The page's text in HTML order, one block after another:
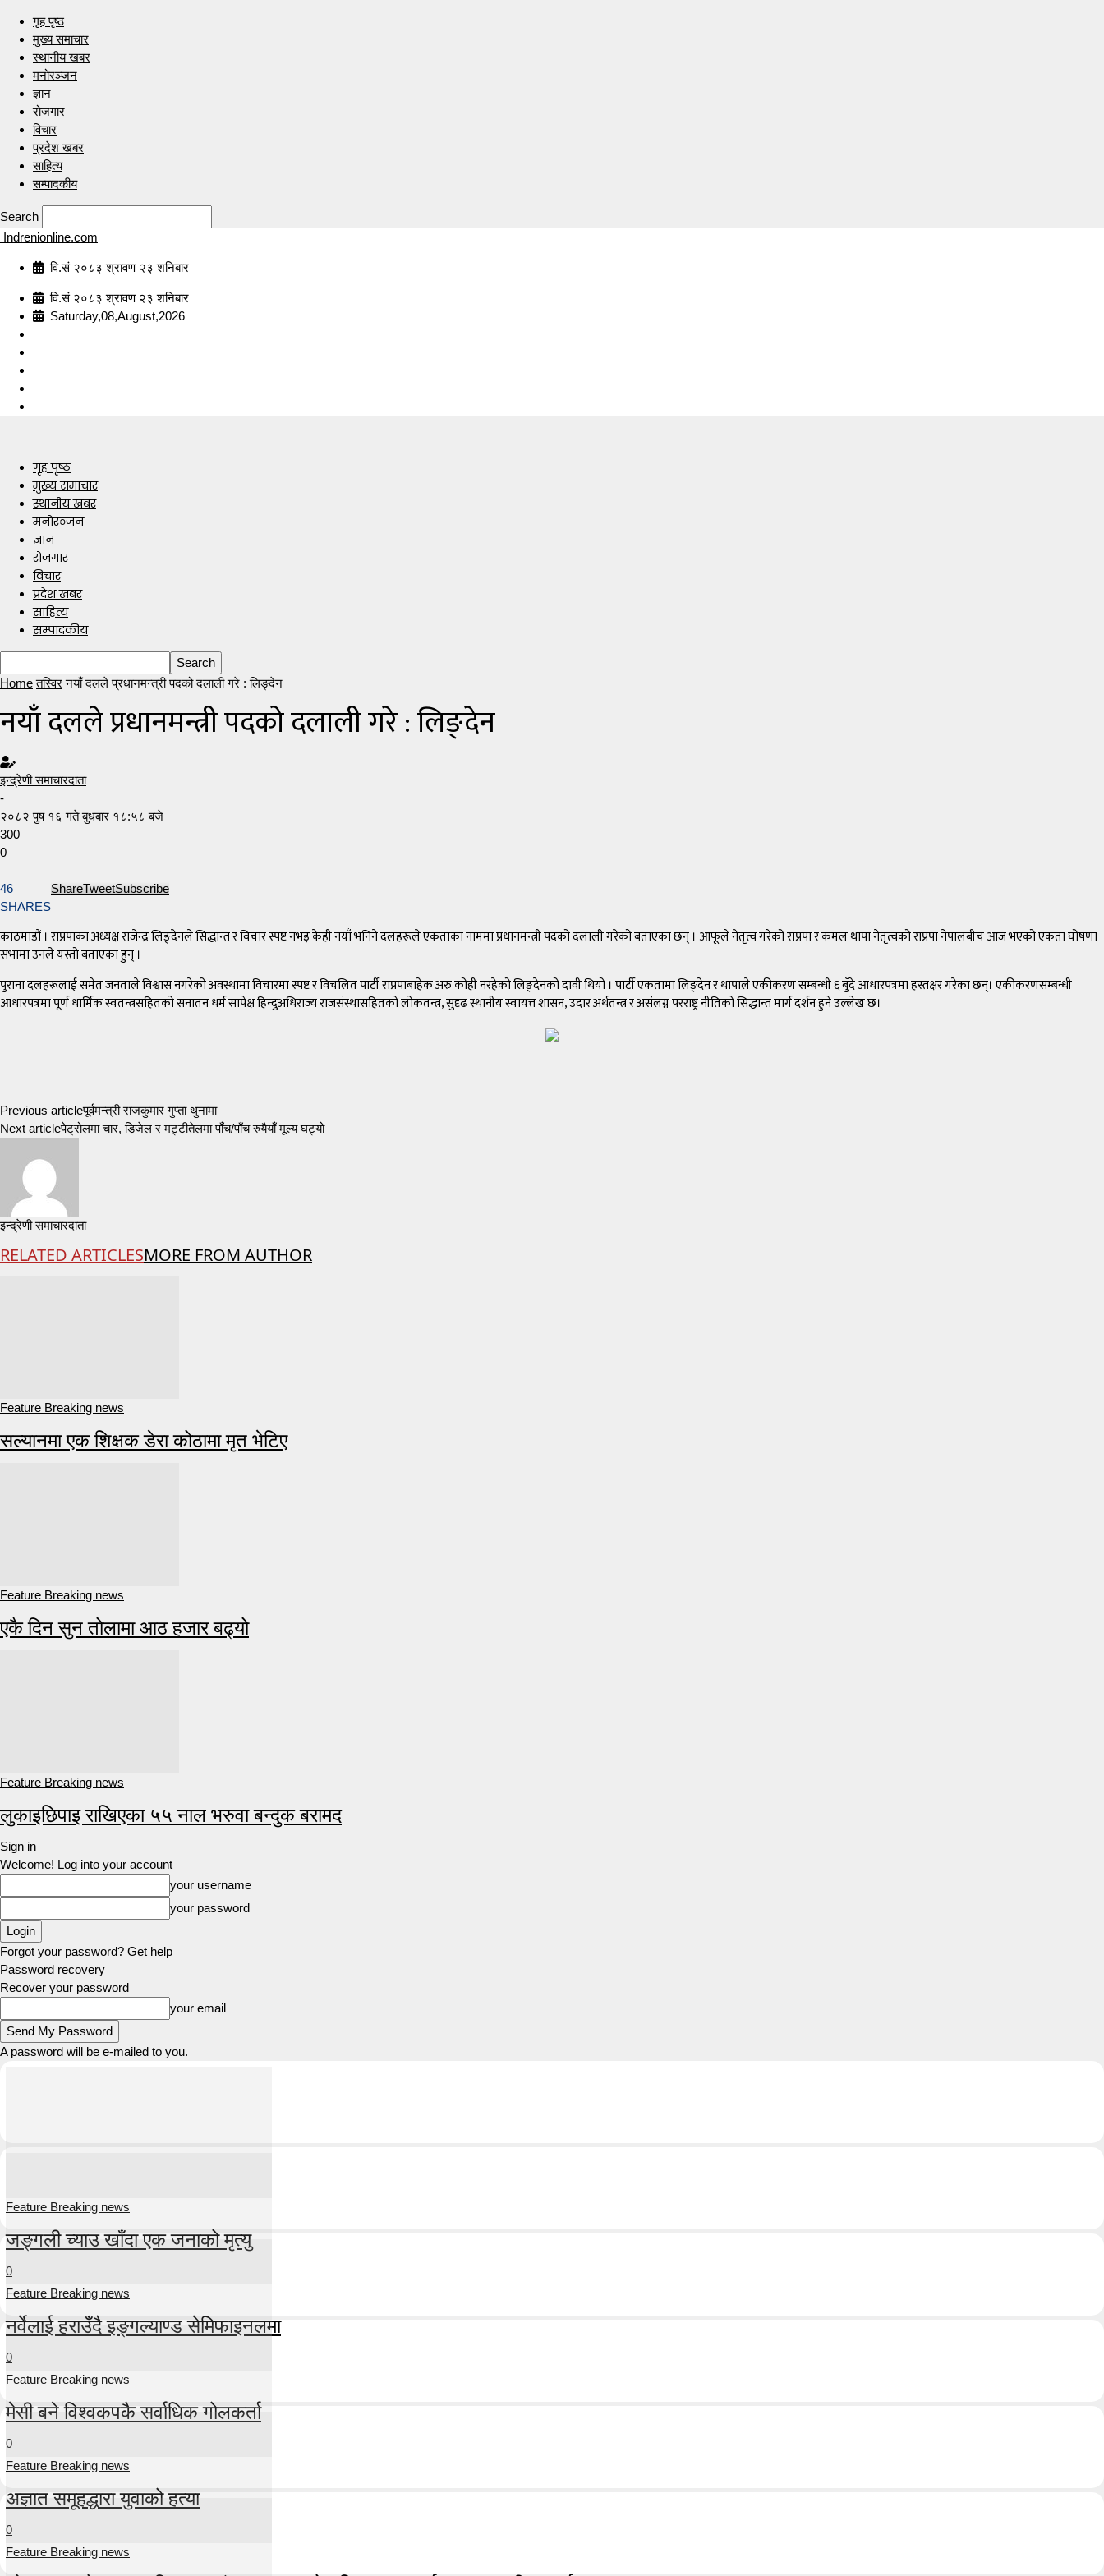
गृह पृष्ठ
मुख्य समाचार
स्थानीय खबर
मनोरञ्जन
ज्ञान
रोजगार
विचार
प्रदेश खबर
साहित्य
सम्पादकीय
Search
Indrenionline.com
वि.सं २०८३ श्रावण २३ शनिबार
वि.सं २०८३ श्रावण २३ शनिबार
Saturday,08,August,2026
गृह पृष्ठ
मुख्य समाचार
स्थानीय खबर
मनोरञ्जन
ज्ञान
रोजगार
विचार
प्रदेश खबर
साहित्य
सम्पादकीय
Home तस्विर नयाँ दलले प्रधानमन्त्री पदको दलाली गरे : लिङ्देन
नयाँ दलले प्रधानमन्त्री पदको दलाली गरे : लिङ्देन
इन्द्रेणी समाचारदाता
-
२०८२ पुष १६ गते बुधबार १८:५८ बजे
300
0
46
SHARES
ShareTweetSubscribe
काठमाडौं । राप्रपाका अध्यक्ष राजेन्द्र लिङ्देनले सिद्धान्त र विचार स्पष्ट नभइ केही नयाँ भनिने दलहरूले एकताका नाममा प्रधानमन्त्री पदको दलाली गरेको बताएका छन् । आफूले नेतृत्व गरेको राप्रपा र कमल थापा नेतृत्वको राप्रपा नेपालबीच आज भएको एकता घोषणा
सभामा उनले यस्तो बताएका हुन् ।
पुराना दलहरूलाई समेत जनताले विश्वास नगरेको अवस्थामा विचारमा स्पष्ट र विचलित पार्टी राप्रपाबाहेक अरु कोही नरहेको लिङ्देनको दावी थियो । पार्टी एकतामा लिङ्देन र थापाले एकीकरण सम्बन्धी ६ बुँदे आधारपत्रमा हस्तक्षर गरेका छन्। एकीकरणसम्बन्धी
आधारपत्रमा पूर्ण धार्मिक स्वतन्त्रसहितको सनातन धर्म सापेक्ष हिन्दुअधिराज्य राजसंस्थासहितको लोकतन्त्र, सुदृढ स्थानीय स्वायत्त शासन, उदार अर्थतन्त्र र असंलग्न परराष्ट्र नीतिको सिद्धान्त मार्ग दर्शन हुने उल्लेख छ।
Previous articleपूर्वमन्त्री राजकुमार गुप्ता थुनामा
Next articleपेट्रोलमा चार, डिजेल र मट्टीतेलमा पाँच/पाँच रुयैयाँ मूल्य घट्यो
इन्द्रेणी समाचारदाता
RELATED ARTICLESMORE FROM AUTHOR
Feature Breaking news
सल्यानमा एक शिक्षक डेरा कोठामा मृत भेटिए
Feature Breaking news
एकै दिन सुन तोलामा आठ हजार बढ्यो
Feature Breaking news
लुकाइछिपाइ राखिएका ५५ नाल भरुवा बन्दुक बरामद
Sign in
Welcome! Log into your account
your username
your password
Forgot your password? Get help
Password recovery
Recover your password
your email
A password will be e-mailed to you.
Feature Breaking news
जङ्गली च्याउ खाँदा एक जनाको मृत्यु
0
Feature Breaking news
नर्वेलाई हराउँदै इङ्गल्याण्ड सेमिफाइनलमा
0
Feature Breaking news
मेसी बने विश्वकपकै सर्वाधिक गोलकर्ता
0
Feature Breaking news
अज्ञात समूहद्धारा युवाको हत्या
0
Feature Breaking news